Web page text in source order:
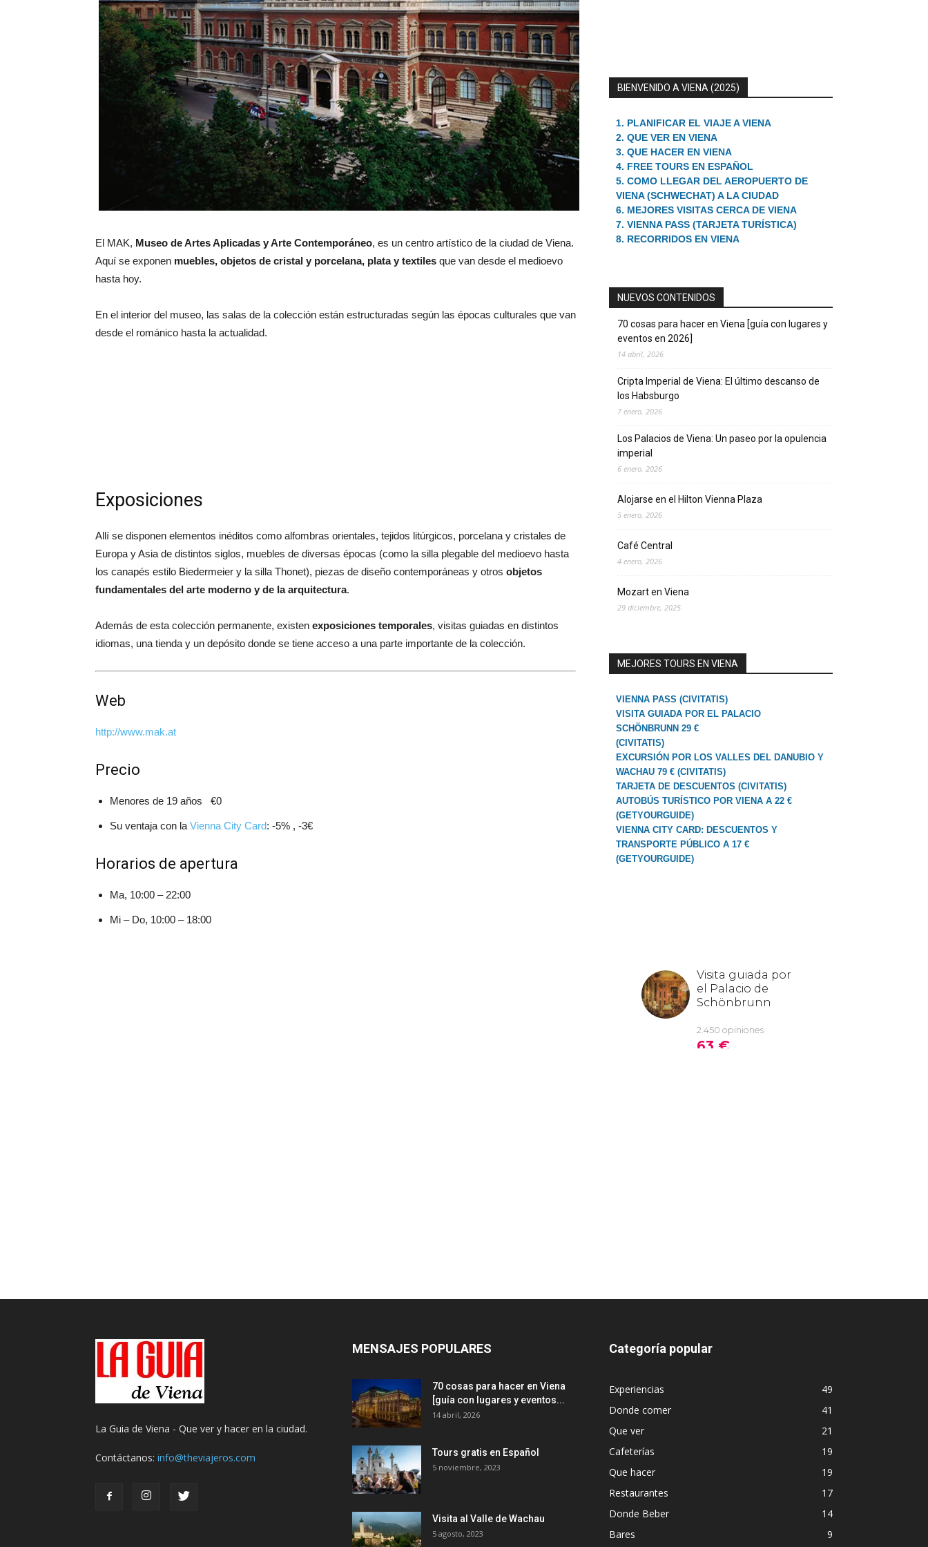
El MAK, Museo de Artes Aplicadas y Arte Contemporáneo, es un centro artístico de la ciudad de Viena.
Aquí se exponen muebles, objetos de cristal y porcelana, plata y textiles que van desde el medioevo
hasta hoy.
En el interior del museo, las salas de la colección están estructuradas según las épocas culturales que van
desde el románico hasta la actualidad.
Exposiciones
Allí se disponen elementos inéditos como alfombras orientales, tejidos litúrgicos, porcelana y cristales de
Europa y Asia de distintos siglos, muebles de diversas épocas (como la silla plegable del medioevo hasta
los canapés estilo Biedermeier y la silla Thonet), piezas de diseño contemporáneas y otros objetos
fundamentales del arte moderno y de la arquitectura.
Además de esta colección permanente, existen exposiciones temporales, visitas guiadas en distintos
idiomas, una tienda y un depósito donde se tiene acceso a una parte importante de la colección.
Web
http://www.mak.at
Precio
Menores de 19 años €0
Su ventaja con la Vienna City Card: -5% , -3€
Horarios de apertura
Ma, 10:00 – 22:00
Mi – Do, 10:00 – 18:00
BIENVENIDO A VIENA (2025)
1. PLANIFICAR EL VIAJE A VIENA
2. QUE VER EN VIENA
3. QUE HACER EN VIENA
4. FREE TOURS EN ESPAÑOL
5. COMO LLEGAR DEL AEROPUERTO DE
VIENA (SCHWECHAT) A LA CIUDAD
6. MEJORES VISITAS CERCA DE VIENA
7. VIENNA PASS (TARJETA TURÍSTICA)
8. RECORRIDOS EN VIENA
NUEVOS CONTENIDOS
70 cosas para hacer en Viena [guía con lugares y
eventos en 2026]
14 abril, 2026
Cripta Imperial de Viena: El último descanso de
los Habsburgo
7 enero, 2026
Los Palacios de Viena: Un paseo por la opulencia
imperial
6 enero, 2026
Alojarse en el Hilton Vienna Plaza
5 enero, 2026
Café Central
4 enero, 2026
Mozart en Viena
29 diciembre, 2025
MEJORES TOURS EN VIENA
VIENNA PASS (CIVITATIS)
VISITA GUIADA POR EL PALACIO
SCHÖNBRUNN 29 €
(CIVITATIS)
EXCURSIÓN POR LOS VALLES DEL DANUBIO Y
WACHAU 79 € (CIVITATIS)
TARJETA DE DESCUENTOS (CIVITATIS)
AUTOBÚS TURÍSTICO POR VIENA A 22 €
(GETYOURGUIDE)
VIENNA CITY CARD: DESCUENTOS Y
TRANSPORTE PÚBLICO A 17 €
(GETYOURGUIDE)
La Guia de Viena - Que ver y hacer en la ciudad.
Contáctanos: info@theviajeros.com
MENSAJES POPULARES
70 cosas para hacer en Viena
[guía con lugares y eventos...
14 abril, 2026
Tours gratis en Español
5 noviembre, 2023
Visita al Valle de Wachau
5 agosto, 2023
Categoría popular
Experiencias
49
Donde comer
41
Que ver
21
Cafeterías
19
Que hacer
19
Restaurantes
17
Donde Beber
14
Bares
9